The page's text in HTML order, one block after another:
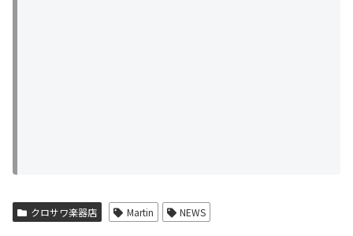
クロサワ楽器店 Martin NEWS